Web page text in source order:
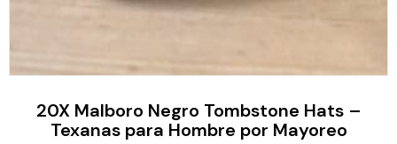
20X Malboro Negro Tombstone Hats –
Texanas para Hombre por Mayoreo